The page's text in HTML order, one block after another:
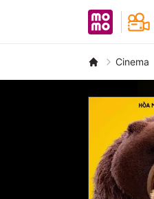
MoMo -
Cinema